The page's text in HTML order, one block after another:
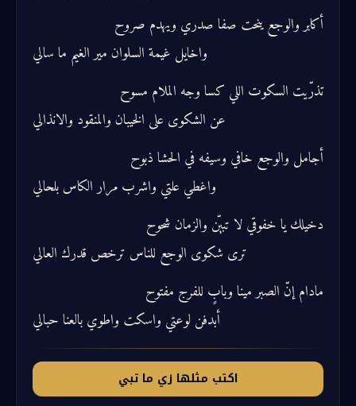
أكابر والوجع ينحت صفا صدري ويهدم صروح
واخايل غيمة السلوان مير الغيم ما سالي
تذرّيت السكوت اللي كسا وجه الملام مسوح
عن الشكوى على الخيبان والمنقود والانذالي
أجامل والوجع خافي وسيفه في الحشا ذبوح
واغطي علتي واشرب مرار الكاس بلحالي
دخيلك يا خفوقي لا تبيّن والزمان شحوح
ترى شكوى الوجع للناس ترخص قدرك العالي
مادام إنّ الصبر مينا وبابٍ للفرج مفتوح
أبدفن لوعتي واسكت واطوي بالعنا حبالي
اكتب مثلها زي ما تبي